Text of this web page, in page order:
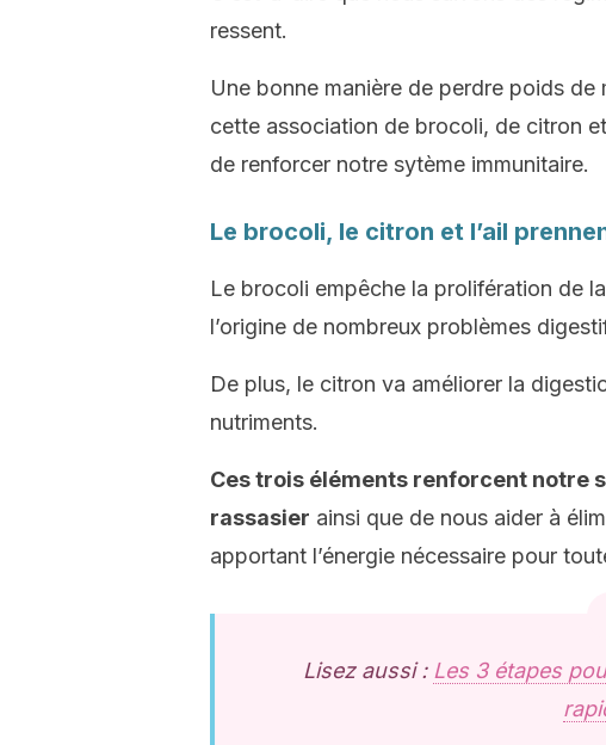
ressent.
Une bonne manière de perdre poids
cette association de brocoli, de citron
de renforcer notre sytème immunitaire.
Le brocoli, le citron et l’ail
Le brocoli empêche la prolifération de
l’origine de nombreux problèmes
De plus, le citron va améliorer la
nutriments.
Ces trois éléments renforcent notre
rassasier ainsi que de nous aider à
apportant l’énergie nécessaire pour
Lisez aussi : Les 3 étapes